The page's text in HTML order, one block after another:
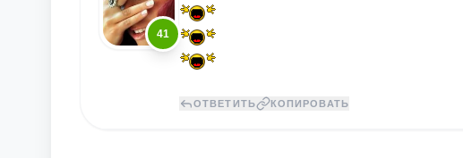
41
ОТВЕТИТЬ КОПИРОВАТЬ